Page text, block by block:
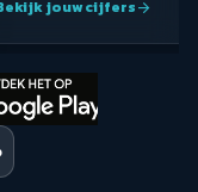
jouw cijfersarrow_forward